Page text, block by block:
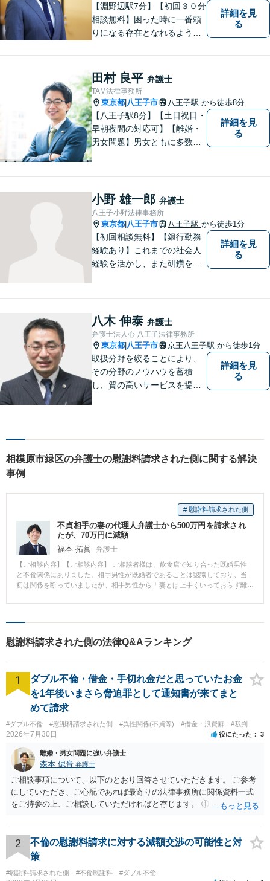
【淵野辺駅7分】【初回３０分
相談無料】困った時に一番頼
りになる存在となれるよう、
題解決を心がけております。
お電話の際に『ココナラ経由
で八幡弁護士に相談希望』と
お伝え下さい。
詳細を見
る
田村 良平 弁護士
TAM法律事務所
東京都 八王子市 八王子駅 から徒歩8分
【八王子駅8分】【土日祝日・
早朝夜間の対応可】【離婚・
男女問題】男女ともに多数実
い。
詳細を見
る
小野 雄一郎 弁護士
八王子小野法律事務所
東京都 八王子市 八王子駅 から徒歩1分
【初回相談無料】【銀行勤務
経験あり】これまでの社会人
経験を活かし、また研鑽を怠
軽にご相談ください。
詳細を見
る
八木 伸泰 弁護士
弁護士法人心 八王子法律事務所
東京都 八王子市 京王八王子駅 から徒歩1分
取扱分野を絞ることにより、
その分野のノウハウを蓄積
し、質の高いサービスを提供
相談ください。
詳細を見
る
相模原市緑区の弁護士の慰謝料請求された側に関する解決
事例
# 慰謝料請求された側
不貞相手の妻の代理人弁護士から500万円を請求され
たが、70万円に減額
福本 拓眞
弁護士
【ご相談内容】【ご相談内容】 ご相談者様は、飲食店で知り合った既婚男性
と不倫関係にありました。相手男性が既婚者であることは認識しており、当
初は関係を断っていましたが、相手男性から「妻とは上手くいっておらず離
係を持ってしまいました。 そのことが相手男性の配偶者に発覚し、弁護士を
いました。 【解決の過程と結果】 ご面談後、減額の可能性が高いと判断しそ
の旨をお伝えしたところ、ご依頼をいただくことになりました。約3ヶ月間の
きました。
慰謝料請求された側の法律Q&Aランキング
1
ダブル不倫・借金・手切れ金だと思っていたお金
を1年後いまさら脅迫罪として通知書が来てまと
めて請求
#ダブル不倫 #慰謝料請求された側 #異性関係(不貞等) #借金・浪費癖 #裁判
2026年7月30日 役にたった 3
離婚・男女問題に強い弁護士
森本 偲音 弁護士
ご相談事項について、以下のとおり回答させていただきます。 ご参考
にしていただき、ご心配であれば最寄りの法律事務所に関係資料一式
をご持参の上、ご相談していただければと存じます。 ① このLINEの
される可能性はあるのか ⇒LINEを含む１００万円の貸付に至るまでの
やり取り等の経緯、誓約書の内容等を踏まえて、関係を清算するため
の 金銭であったと評価される可能性はあると考えます。 ② 「今後一
切関与しないなら100万円振り込む」というLINEや誓約書は、裁判上
どの程度証拠価値があるのか ⇒前後のやり取りや誓約書の具体的内容
2
不倫の慰謝料請求に対する減額交渉の可能性と対
策
#慰謝料請求された側 #不倫慰謝料 #ダブル不倫